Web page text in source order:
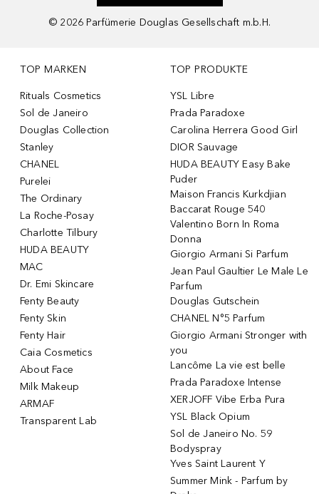
© 2026 Parfümerie Douglas Gesellschaft m.b.H.
TOP MARKEN
Rituals Cosmetics
Sol de Janeiro
Douglas Collection
Stanley
CHANEL
Purelei
The Ordinary
La Roche-Posay
Charlotte Tilbury
HUDA BEAUTY
MAC
Dr. Emi Skincare
Fenty Beauty
Fenty Skin
Fenty Hair
Caia Cosmetics
About Face
Milk Makeup
ARMAF
Transparent Lab
TOP PRODUKTE
YSL Libre
Prada Paradoxe
Carolina Herrera Good Girl
DIOR Sauvage
HUDA BEAUTY Easy Bake
Puder
Maison Francis Kurkdjian
Baccarat Rouge 540
Valentino Born In Roma
Donna
Giorgio Armani Si Parfum
Jean Paul Gaultier Le Male Le
Parfum
Douglas Gutschein
CHANEL N°5 Parfum
Giorgio Armani Stronger with
you
Lancôme La vie est belle
Prada Paradoxe Intense
XERJOFF Vibe Erba Pura
YSL Black Opium
Sol de Janeiro No. 59
Bodyspray
Yves Saint Laurent Y
Summer Mink - Parfum by